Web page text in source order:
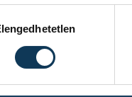
kiválasztása
a működtetésről stb.